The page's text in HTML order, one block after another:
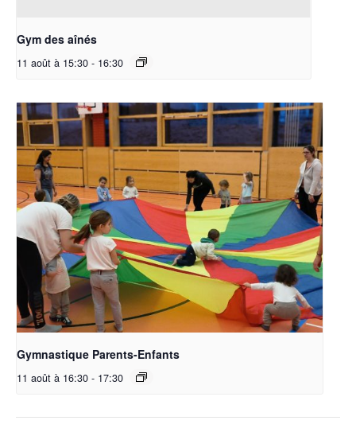
Gym des aînés
11 août à 15:30 - 16:30
Gymnastique Parents-Enfants
11 août à 16:30 - 17:30